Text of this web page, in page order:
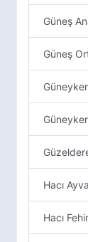
Güneş
Güneş
Hacı
Hacı